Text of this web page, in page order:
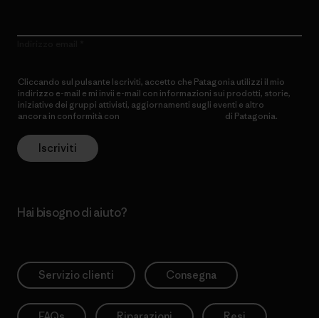
Cliccando sul pulsante Iscriviti, accetto che Patagonia utilizzi il mio
indirizzo e-mail e mi invii e-mail con informazioni sui prodotti, storie,
iniziative dei gruppi attivisti, aggiornamenti sugli eventi e altro
ancora in conformità con
di Patagonia.
Iscriviti
Hai bisogno di aiuto?
Servizio clienti Consegna